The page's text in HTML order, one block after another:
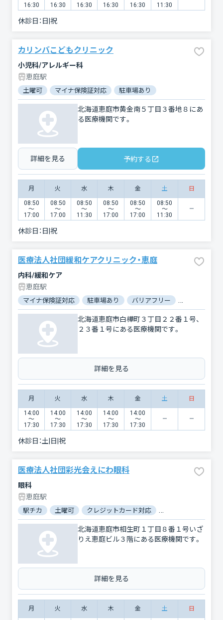
16:30
16:30
16:30
16:30
16:30
11:30
休診日： 日|祝
カリンバこどもクリニック
小児科/アレルギー科
恵庭駅
土曜可 マイナ保険証対応 駐車場あり
北海道恵庭市黄金南５丁目３番地８にあ
る医療機関です。
詳細を見る 予約する
月 火 水 木 金 土 日
08:50
〜
17:00
08:50
〜
17:00
08:50
〜
11:30
08:50
〜
17:00
08:50
〜
17:00
08:50
〜
11:30
休診日： 日|祝
医療法人社団緩和ケアクリニック・恵庭
内科/緩和ケア
恵庭駅
マイナ保険証対応 駐車場あり バリアフリー
北海道恵庭市白樺町３丁目２２番１号、
２３番１号にある医療機関です。
詳細を見る
月 火 水 木 金 土 日
14:00
〜
17:30
14:00
〜
17:30
14:00
〜
17:30
14:00
〜
17:30
14:00
〜
17:30
休診日：土|日|祝
医療法人社団彩光会えにわ眼科
眼科
恵庭駅
駅チカ 土曜可 クレジットカード対応
北海道恵庭市相生町１丁目８番１号いざ
りえ恵庭ビル３階にある医療機関です。
詳細を見る
月 火 水 木 金 土 日